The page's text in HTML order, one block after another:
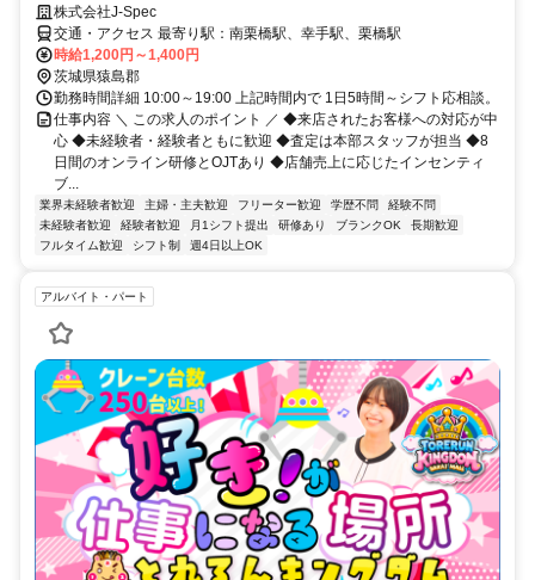
株式会社J-Spec
交通・アクセス 最寄り駅：南栗橋駅、幸手駅、栗橋駅
時給1,200円～1,400円
茨城県猿島郡
勤務時間詳細 10:00～19:00 上記時間内で 1日5時間～シフト応相談。
仕事内容 ＼ この求人のポイント ／ ◆来店されたお客様への対応が中
心 ◆未経験者・経験者ともに歓迎 ◆査定は本部スタッフが担当 ◆8
日間のオンライン研修とOJTあり ◆店舗売上に応じたインセンティ
ブ...
業界未経験者歓迎 主婦・主夫歓迎 フリーター歓迎 学歴不問
経験不問
未経験者歓迎
経験者歓迎 月1シフト提出 研修あり ブランクOK
長期歓迎
フルタイム歓迎
シフト制 週4日以上OK
アルバイト・パート